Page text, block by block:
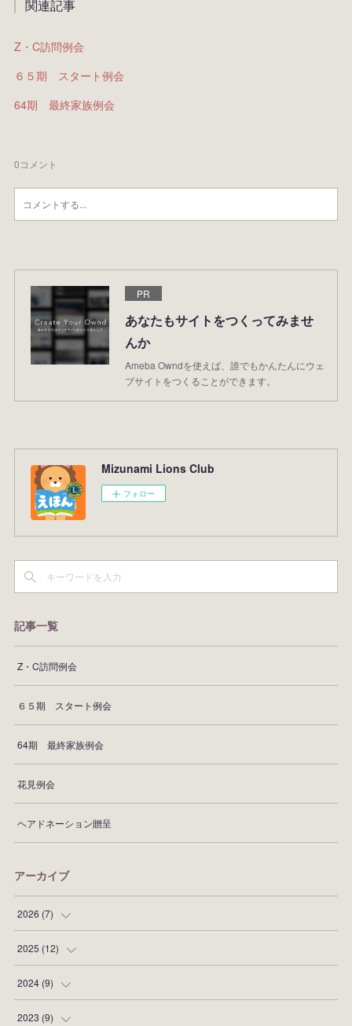
関連記事
Z・C訪問例会
６５期 スタート例会
64期 最終家族例会
0コメント
PR
あなたもサイトをつくってみませ
んか
Ameba Owndを使えば、誰でもかんたんにウェ
ブサイトをつくることができます。
Mizunami Lions Club
フォロー
記事一覧
Z・C訪問例会
６５期 スタート例会
64期 最終家族例会
花見例会
ヘアドネーション贈呈
アーカイブ
2026 (7)
(1
( )
(
2025 (12)
( )
( )
2024 (9)
( )
2023 (9)